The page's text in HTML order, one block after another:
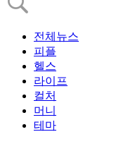
전체뉴스
피플
헬스
라이프
컬처
머니
테마